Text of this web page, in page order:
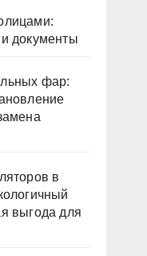
документы
фар:
в
выгода для